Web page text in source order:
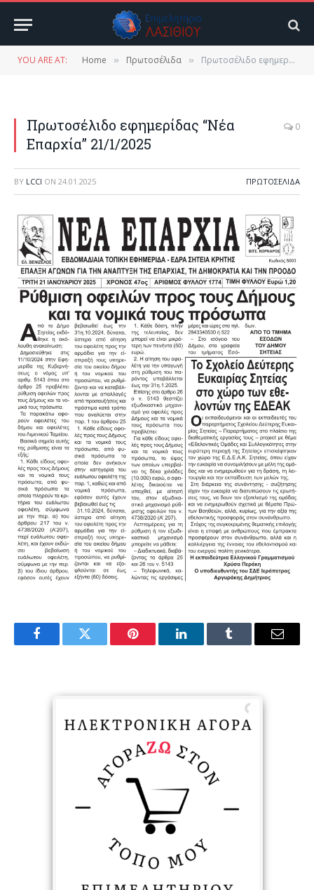
YOU ARE AT: Home » Πρωτοσέλιδα » Πρωτοσέλιδο εφημερίδας “Νέα Επαρχία” 21/1/2025
Πρωτοσέλιδο εφημερίδας “Νέα
Επαρχία” 21/1/2025
0
BY LCCI ON 24.01.2025 ΠΡΩΤΟΣΈΛΙΔΑ
FacebookTwitter Pinterest LinkedInTumblr Email